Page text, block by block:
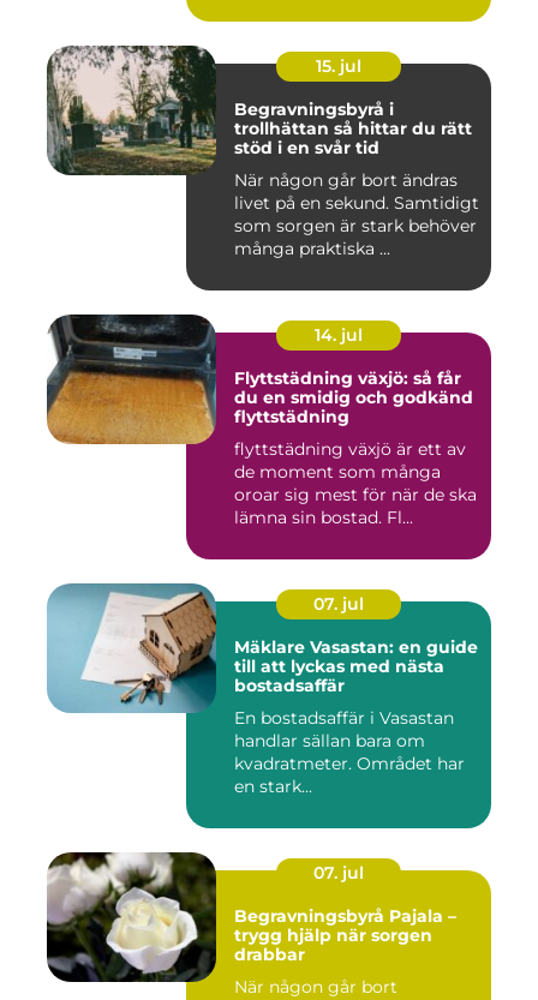
15. jul
Begravningsbyrå i
trollhättan så hittar du rätt
stöd i en svår tid
När någon går bort ändras
livet på en sekund. Samtidigt
som sorgen är stark behöver
många praktiska ...
14. jul
Flyttstädning växjö: så får
du en smidig och godkänd
flyttstädning
flyttstädning växjö är ett av
de moment som många
oroar sig mest för när de ska
lämna sin bostad. Fl...
07. jul
Mäklare Vasastan: en guide
till att lyckas med nästa
bostadsaffär
En bostadsaffär i Vasastan
handlar sällan bara om
kvadratmeter. Området har
en stark...
07. jul
Begravningsbyrå Pajala –
trygg hjälp när sorgen
drabbar
När någon går bort